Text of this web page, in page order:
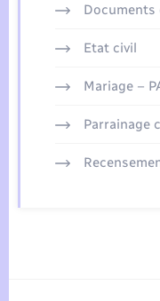
Documents
Etat civil
Mariage –
Parrainage